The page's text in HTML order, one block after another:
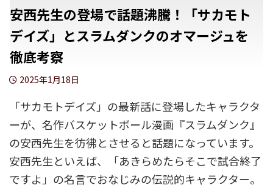
安西先生の登場で話題沸騰！「サカモト
デイズ」とスラムダンクのオマージュを
徹底考察
2025年1月18日
「サカモトデイズ」の最新話に登場したキャラクタ
ーが、名作バスケットボール漫画『スラムダンク』
の安西先生を彷彿とさせると話題になっています。
安西先生といえば、「あきらめたらそこで試合終了
ですよ」の名言でおなじみの伝説的キャラクター。